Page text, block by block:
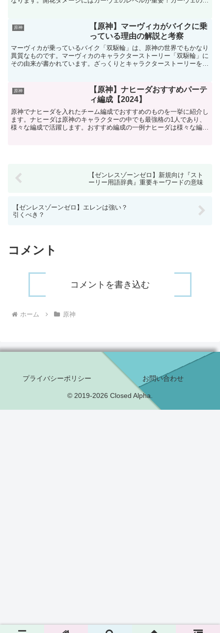
原神
【原神】マーヴィカがバイクに乗
っている理由の解説と考察
マーヴィカが乗っているバイク「双駆輪」は、原神の世界でもかなり
異質なものです。マーヴィカのキャラクターストーリー「双駆輪」に
その由来が書かれています。ざっくりとキャラクターストーリーを要
原神
【原神】ナヒーダおすすめパーテ
ィ編成【2024】
原神でナヒーダを入れたチーム編成でおすすめのものを一挙に紹介し
ます。ナヒーダは原神のキャラクターの中でも最強格の1人であり、
様々な編成で活躍します。おすすめ編成の一例ナヒーダは様々な編成
【ゼンレスゾーンゼロ】新規向け『スト
ーリー用語辞典』重要キーワードの意味
【ゼンレスゾーンゼロ】エレンは強い？
引くべき？
コメント
コメントを書き込む
ホーム 原神
プライバシーポリシー お問い合わせ
© 2019-2026 Closed Alpha.